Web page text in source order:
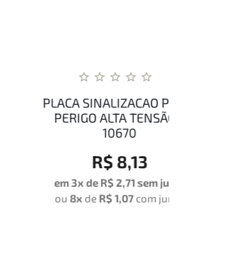
PLACA SINALIZACAO PS128
PERIGO ALTA TENSÃO -
R$ 8,13
R$ 2,71 sem juros
R$ 1,07com juros